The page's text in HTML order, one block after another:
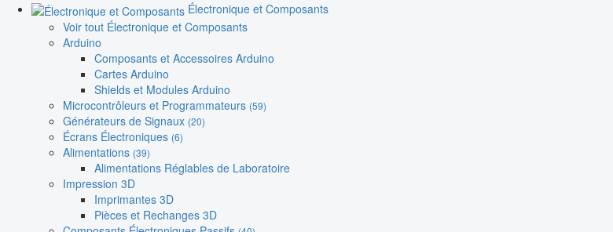
Électronique et Composants
Voir tout Électronique et Composants
Arduino
Composants et Accessoires Arduino
Cartes Arduino
Shields et Modules Arduino
Microcontrôleurs et Programmateurs (59)
Générateurs de Signaux (20)
Écrans Électroniques (6)
Alimentations (39)
Alimentations Réglables de Laboratoire
Impression 3D
Imprimantes 3D
Pièces et Rechanges 3D